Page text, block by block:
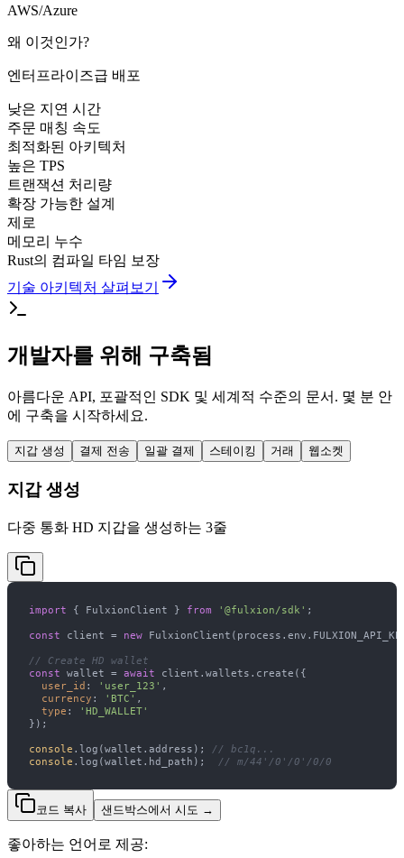
AWS/Azure
왜 이것인가?
엔터프라이즈급 배포
낮은 지연 시간
주문 매칭 속도
최적화된 아키텍처
높은 TPS
트랜잭션 처리량
확장 가능한 설계
제로
메모리 누수
Rust의 컴파일 타임 보장
기술 아키텍처 살펴보기
개발자를 위해 구축됨
아름다운 API, 포괄적인 SDK 및 세계적 수준의 문서. 몇 분 안
에 구축을 시작하세요.
지갑 생성 결제 전송 일괄 결제 스테이킹 거래 웹소켓
지갑 생성
다중 통화 HD 지갑을 생성하는 3줄
import { FulxionClient } from '@fulxion/sdk'
const client = new
// Create HD wallet
const wallet = await
user_id : 'user_123'
currency : 'BTC'
type :
'HD_WALLET'
console .log(wallet.address); // bc1q...
console .log(wallet.hd_path); // m/44'/0'/0'/0/0
코드 복사 샌드박스에서 시도 →
좋아하는 언어로 제공: